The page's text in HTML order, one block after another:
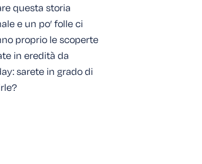
questa storia
e un po’ folle ci
proprio le scoperte
in eredità da
sarete in grado di